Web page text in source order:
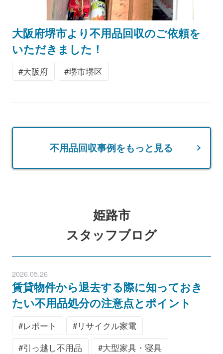
大阪府堺市より不用品回収のご依頼を
いただきました！
大阪府 堺市堺区
不用品回収事例をもっと見る
姫路市
スタッフブログ
2026.05.26
賃貸物件から退去する際に知っておき
たい不用品処分の注意点とポイント
レポート
リサイクル家電
引っ越し不用品
大型家具・寝具